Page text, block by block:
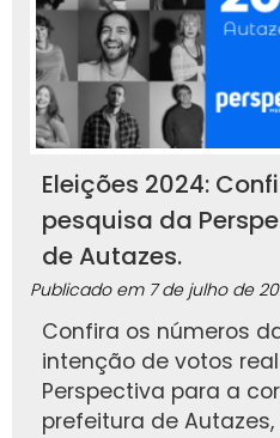
Eleições 2024:
pesquisa da
de Autazes.
Publicado em 7 de julho de
Confira os números
intenção de votos
Perspectiva para a
prefeitura de Autazes,